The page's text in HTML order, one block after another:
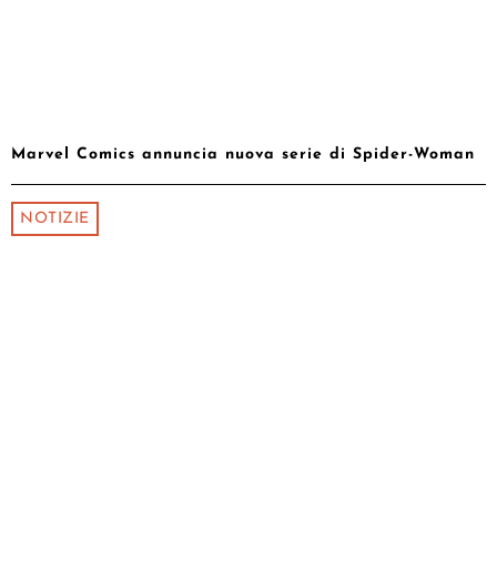
Marvel Comics annuncia nuova serie di Spider-Woman
NOTIZIE